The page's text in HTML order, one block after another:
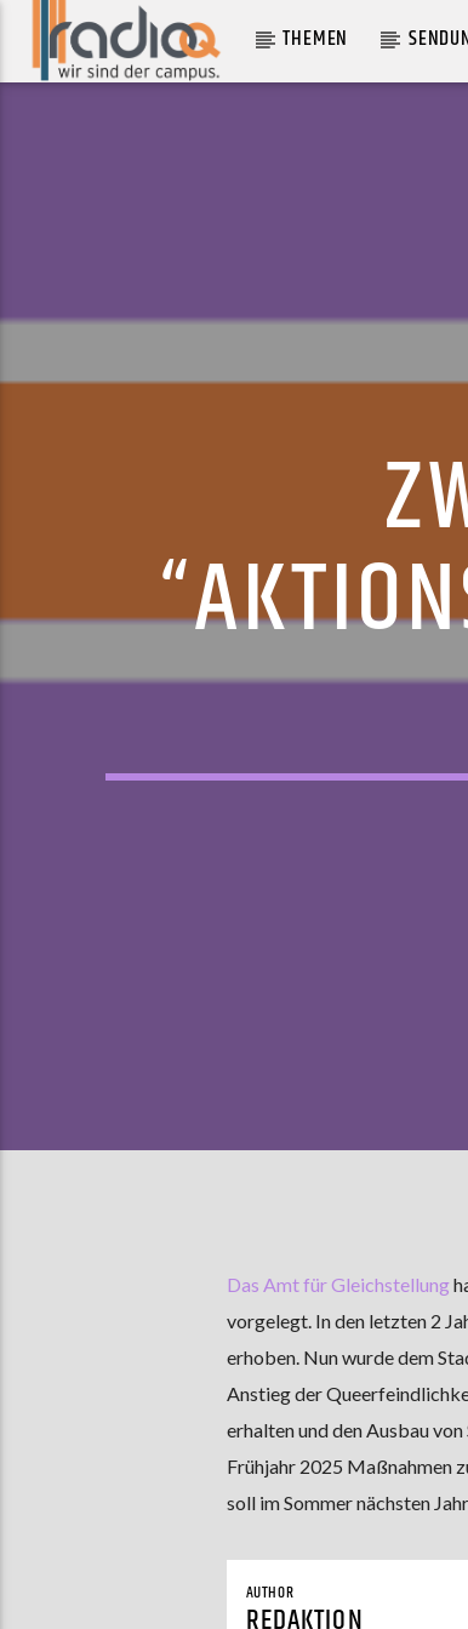
THEMEN
Das Amt für Gleichstellung
vorgelegt. In den letzten 2
erhoben. Nun wurde dem
Anstieg der
erhalten und den Ausbau
Frühjahr 2025 Maßnahmen
soll im Sommer nächsten
AUTHOR